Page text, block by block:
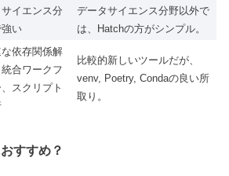
イエンス分
い
データサイエンス分野以外で
は、Hatchの方がシンプル。
依存関係解
合ワークフ
、スクリプト
比較的新しいツールだが、
venv, Poetry, Condaの良い所
取り。
すすめ？